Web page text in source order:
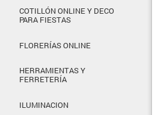
COTILLÓN ONLINE Y DECO
PARA FIESTAS
FLORERÍAS ONLINE
HERRAMIENTAS Y
FERRETERÍA
ILUMINACION